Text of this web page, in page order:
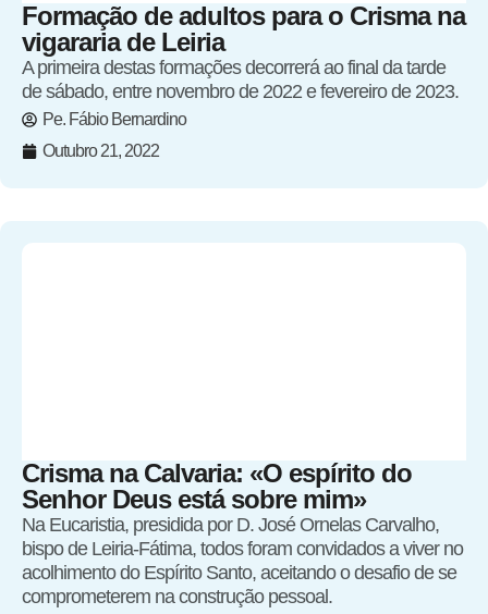
Formação de adultos para o Crisma na
vigararia de Leiria
A primeira destas formações decorrerá ao final da tarde
de sábado, entre novembro de 2022 e fevereiro de 2023.
Pe. Fábio Bernardino
Outubro 21, 2022
Crisma na Calvaria: «O espírito do
Senhor Deus está sobre mim»
Na Eucaristia, presidida por D. José Ornelas Carvalho,
bispo de Leiria-Fátima, todos foram convidados a viver no
acolhimento do Espírito Santo, aceitando o desafio de se
comprometerem na construção pessoal.